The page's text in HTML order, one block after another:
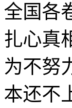
全国各
扎心真
为不努
本还不